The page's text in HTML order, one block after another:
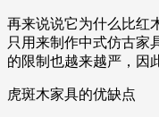
再来说说它为什么比红
只用来制作中式仿古家
的限制也越来越严，因
虎斑木家具的优缺点